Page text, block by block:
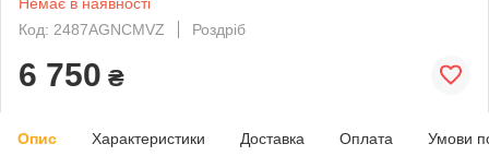
Код: 2487AGNCMVZ
Роздріб
6 750 ₴
Опис Характеристики Доставка Оплата Умови